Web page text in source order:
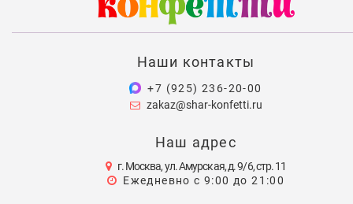
Наши контакты
+7 (925) 236-20-00
zakaz@shar-konfetti.ru
Наш адрес
г. Москва, ул. Амурская, д. 9/6, стр. 11
Ежедневно с 9:00 до 21:00